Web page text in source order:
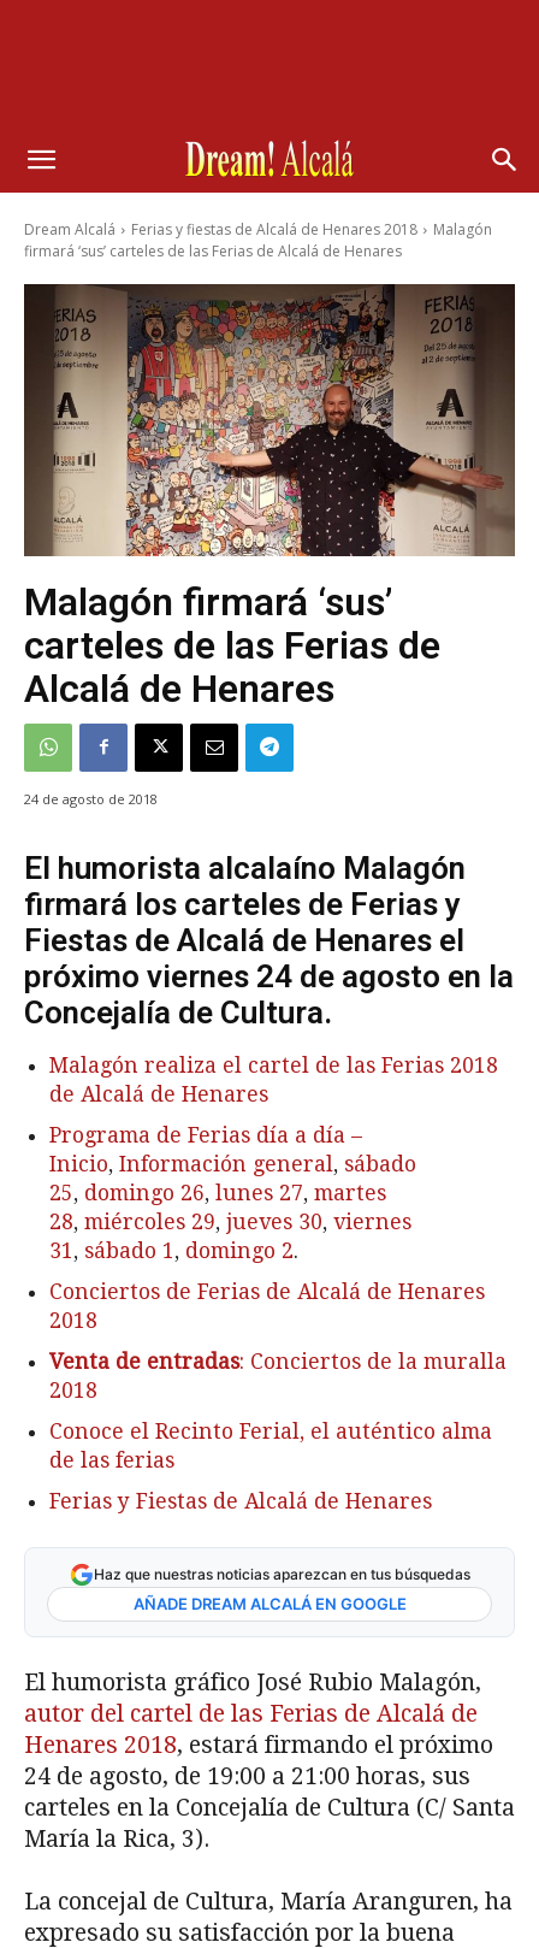
Dream Alcalá Ferias y fiestas de Alcalá de Henares 2018
Malagón
firmará ‘sus’ carteles de las Ferias de Alcalá de Henares
Malagón firmará ‘sus’
carteles de las Ferias de
Alcalá de Henares
24 de agosto de 2018
El humorista alcalaíno Malagón
firmará los carteles de Ferias y
Fiestas de Alcalá de Henares el
próximo viernes 24 de agosto en la
Concejalía de Cultura.
Malagón realiza el cartel de las Ferias 2018
de Alcalá de Henares
Programa de Ferias día a día –
Inicio, Información general, sábado
25, domingo 26, lunes 27, martes
28, miércoles 29, jueves 30, viernes
31 , sábado 1 , domingo 2.
Conciertos de Ferias de Alcalá de Henares
2018
Venta de entradas: Conciertos de la muralla
2018
Conoce el Recinto Ferial, el auténtico alma
de las ferias
Ferias y Fiestas de Alcalá de Henares
Haz que nuestras noticias aparezcan en tus búsquedas
AÑADE DREAM ALCALÁ EN GOOGLE
El humorista gráfico José Rubio Malagón,
autor del cartel de las Ferias de Alcalá de
Henares 2018, estará firmando el próximo
24 de agosto, de 19:00 a 21:00 horas, sus
carteles en la Concejalía de Cultura (C/ Santa
María la Rica, 3).
La concejal de Cultura, María Aranguren, ha
expresado su satisfacción por la buena